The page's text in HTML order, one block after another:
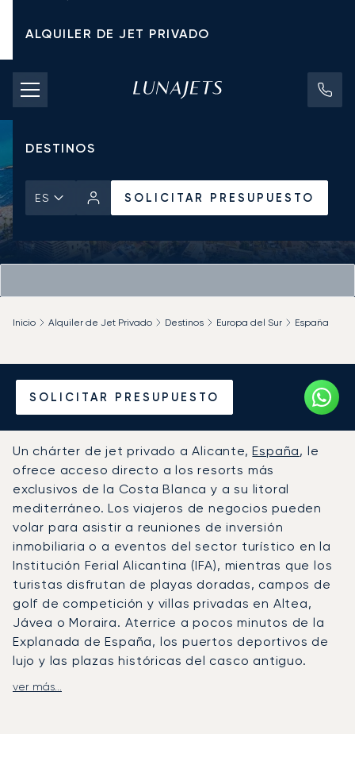
ALQUILER DE JET PRIVADO
TARIFAS DE CHÁRTER
JETS PRIVADOS
DESTINOS
ES SOLICITAR PRESUPUESTO
SOLICITAR PRESUPUESTO
Inicio Alquiler de Jet Privado Destinos Europa del Sur España
Alquile un Jet Privado
desde o hacia Alicante
Un chárter de jet privado a Alicante,España, le
ofrece acceso directo a los resorts más
exclusivos de la Costa Blanca y a su litoral
mediterráneo. Los viajeros de negocios pueden
volar para asistir a reuniones de inversión
inmobiliaria o a eventos del sector turístico en la
Institución Ferial Alicantina (IFA), mientras que los
turistas disfrutan de playas doradas, campos de
golf de competición y villas privadas en Altea,
Jávea o Moraira. Aterrice a pocos minutos de la
Explanada de España, los puertos deportivos de
lujo y las plazas históricas del casco antiguo.
LunaJets organiza vuelos al Aeropuerto de
ver más...